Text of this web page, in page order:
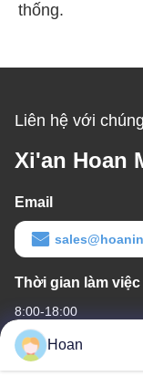
thống.
Liên hệ với
Xi'an Hoan
Email
Thời gian làm việc
8:00-18:00
Địa chỉ của chúng
Hoan